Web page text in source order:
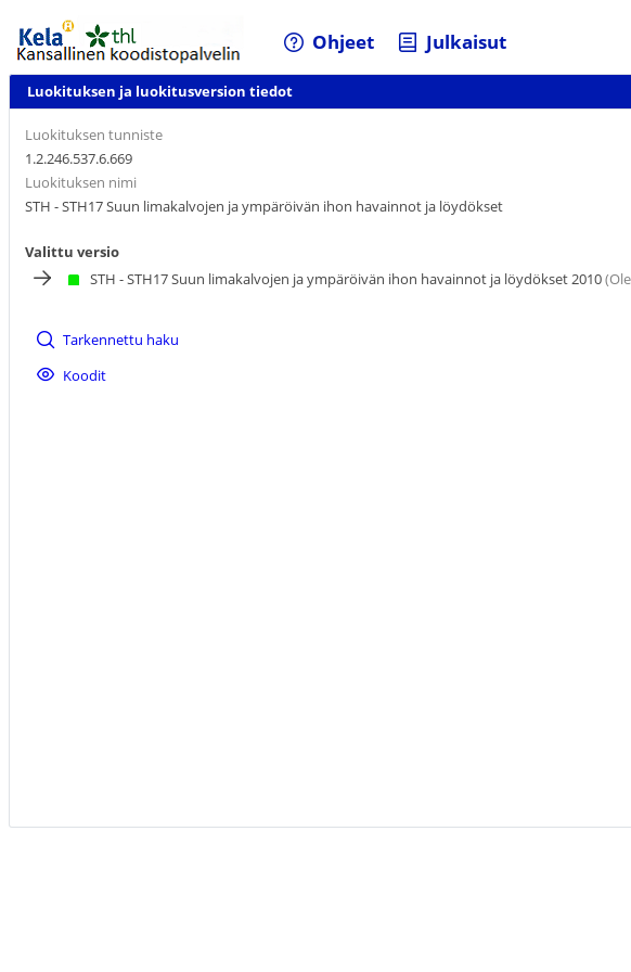
Ohjeet Julkaisut
Luokituksen ja luokitusversion tiedot
Luokituksen tunniste
1.2.246.537.6.669
Luokituksen nimi
STH - STH17 Suun limakalvojen ja ympäröivän ihon havainnot ja löydökset
Valittu versio
STH - STH17 Suun limakalvojen ja ympäröivän ihon havainnot ja löydökset 2010
Tarkennettu haku
Koodit